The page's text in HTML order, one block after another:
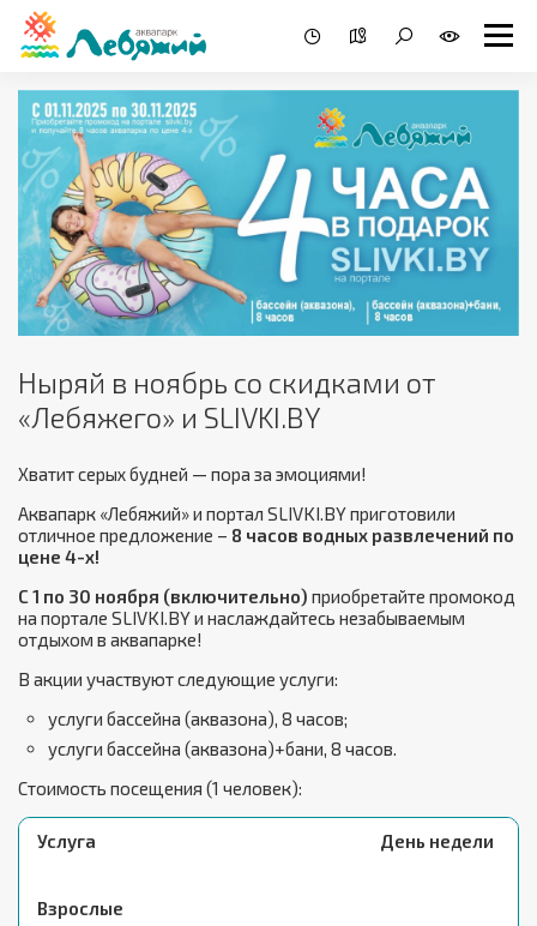
Ныряй в ноябрь со скидками от
«Лебяжего» и SLIVKI.BY
Хватит серых будней — пора за эмоциями!
Аквапарк «Лебяжий» и портал SLIVKI.BY приготовили
отличное предложение – 8 часов водных развлечений по
цене 4-х!
C1 по 30 ноября (включительно) приобретайте промокод
на портале SLIVKI.BY и наслаждайтесь незабываемым
отдыхом в аквапарке!
В акции участвуют следующие услуги:
услуги бассейна (аквазона), 8 часов;
услуги бассейна (аквазона)+бани, 8 часов.
Стоимость посещения (1 человек):
Услуга День недели
Взрослые